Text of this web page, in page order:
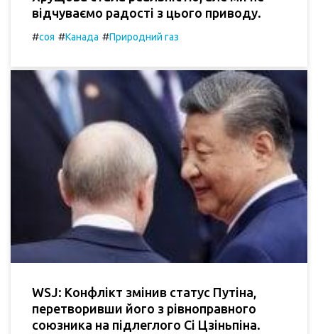
відчуваємо радості з цього приводу.
#соя #Канада #Природний газ
WSJ: Конфлікт змінив статус Путіна,
перетворивши його з рівноправного
союзника на підлеглого Сі Цзіньпіна.